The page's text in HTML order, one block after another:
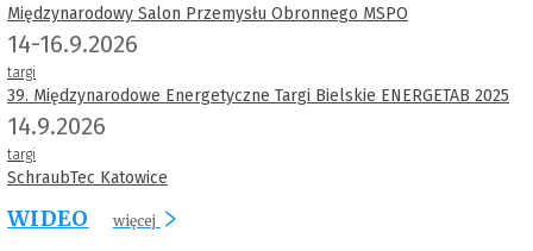
Międzynarodowy Salon Przemysłu Obronnego MSPO
14-16.9.2026
targi
39. Międzynarodowe Energetyczne Targi Bielskie ENERGETAB 2025
14.9.2026
targi
SchraubTec Katowice
WIDEO więcej